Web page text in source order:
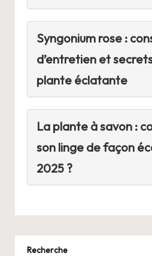
Syngonium rose :
d’entretien et
plante éclatante
La plante à savon :
son linge de façon
2025 ?
Recherche